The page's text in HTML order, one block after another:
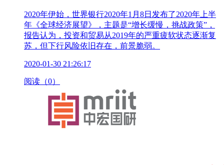
2020年伊始，世界银行2020年1月8日发布了2020年上半
年《全球经济展望》，主题是“增长缓慢，挑战政策”，
报告认为，投资和贸易从2019年的严重疲软状态逐渐复
苏，但下行风险依旧存在，前景脆弱。
2020-01-30 21:26:17
阅读（0）